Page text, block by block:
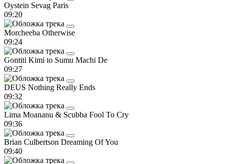
Oystein Sevag Paris
09:20
Morcheeba Otherwise
09:24
Gontiti Kimi to Sumu Machi De
09:27
DEUS Nothing Really Ends
09:32
Lima Moananu & Scubba Fool To Cry
09:36
Brian Culbertson Dreaming Of You
09:40